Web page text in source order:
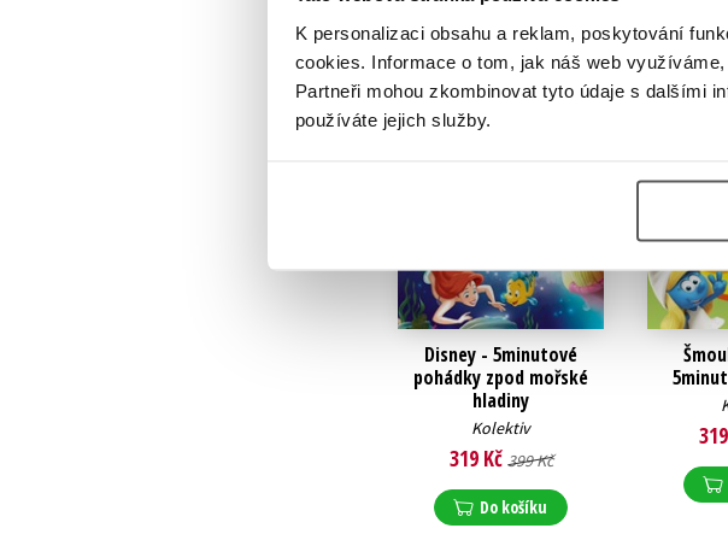
K personalizaci obsahu a reklam, poskytování
cookies. Informace o tom, jak náš web
Partneři mohou zkombinovat tyto údaje s dalšími
používáte jejich služby.
Disney - 5minutové
pohádky zpod mořské
hladiny
Kolektiv
319 Kč 399 Kč
Do košíku